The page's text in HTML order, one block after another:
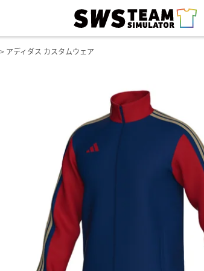
アディダス カスタムウェア